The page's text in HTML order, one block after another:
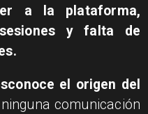
a la plataforma,
y falta de
el origen del
comunicación